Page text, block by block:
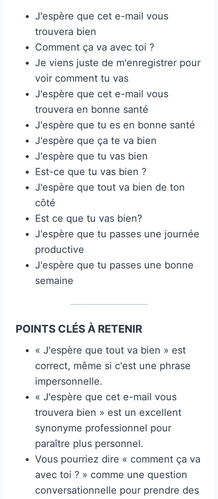
J'espère que cet e-mail vous
trouvera bien
Comment ça va avec toi ?
Je viens juste de m'enregistrer pour
voir comment tu vas
J'espère que cet e-mail vous
trouvera en bonne santé
J'espère que tu es en bonne santé
J'espère que ça te va bien
J'espère que tu vas bien
Est-ce que tu vas bien ?
J'espère que tout va bien de ton
côté
Est ce que tu vas bien?
J'espère que tu passes une journée
productive
J'espère que tu passes une bonne
semaine
POINTS CLÉS À RETENIR
« J'espère que tout va bien » est
correct, même si c'est une phrase
impersonnelle.
« J'espère que cet e-mail vous
trouvera bien » est un excellent
synonyme professionnel pour
paraître plus personnel.
Vous pourriez dire « comment ça va
avec toi ? » comme une question
conversationnelle pour prendre des